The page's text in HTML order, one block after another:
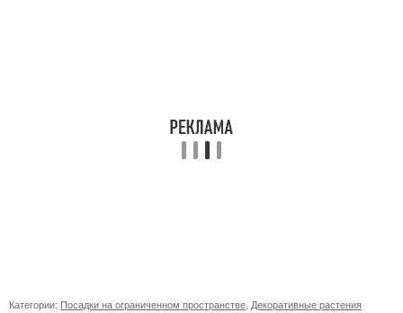
Категории: Посадки на ограниченном пространстве, Декоративные растения